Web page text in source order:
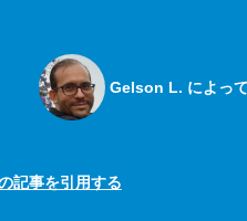
Gelson L. によっ
記事を引用する